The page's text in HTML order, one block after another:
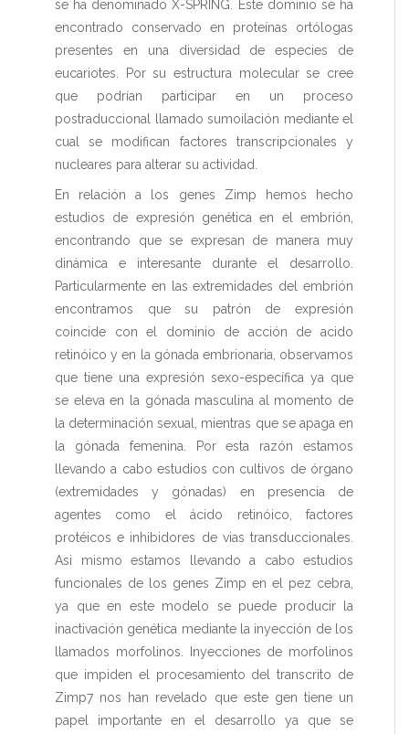
se ha denominado X-SPRING. Este dominio se ha
encontrado conservado en proteínas ortólogas
presentes en una diversidad de especies de
eucariotes. Por su estructura molecular se cree
que podrían participar en un proceso
postraduccional llamado sumoilación mediante el
cual se modifican factores transcripcionales y
nucleares para alterar su actividad.
En relación a los genes Zimp hemos hecho
estudios de expresión genética en el embrión,
encontrando que se expresan de manera muy
dinámica e interesante durante el desarrollo.
Particularmente en las extremidades del embrión
encontramos que su patrón de expresión
coincide con el dominio de acción de acido
retinóico y en la gónada embrionaria, observamos
que tiene una expresión sexo-específica ya que
se eleva en la gónada masculina al momento de
la determinación sexual, mientras que se apaga en
la gónada femenina. Por esta razón estamos
llevando a cabo estudios con cultivos de órgano
(extremidades y gónadas) en presencia de
agentes como el ácido retinóico, factores
protéicos e inhibidores de vias transduccionales.
Asi mismo estamos llevando a cabo estudios
funcionales de los genes Zimp en el pez cebra,
ya que en este modelo se puede producir la
inactivación genética mediante la inyección de los
llamados morfolinos. Inyecciones de morfolinos
que impiden el procesamiento del transcrito de
Zimp7 nos han revelado que este gen tiene un
papel importante en el desarrollo ya que se